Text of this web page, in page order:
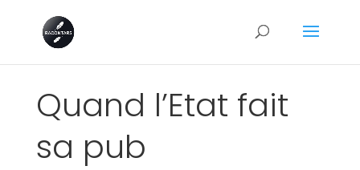
Quand l’Etat fait
sa pub